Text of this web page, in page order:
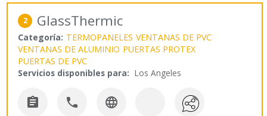
2 GlassThermic
Categoría: TERMOPANELES VENTANAS DE PVC
VENTANAS DE ALUMINIO PUERTAS PROTEX
PUERTAS DE PVC
Servicios disponibles para: Los Angeles
  